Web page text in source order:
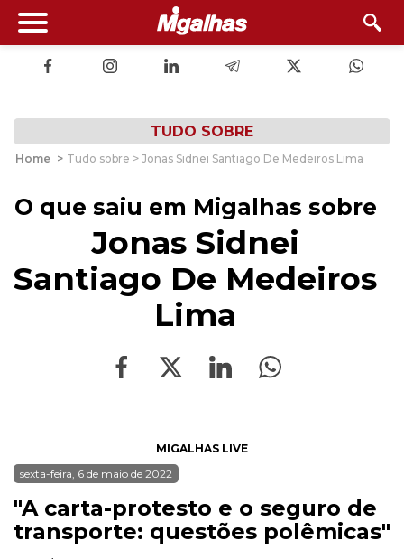
TUDO SOBRE
Home > Tudo sobre > Jonas Sidnei Santiago De Medeiros Lima
O que saiu em Migalhas sobre
Jonas Sidnei
Santiago De Medeiros
Lima
MIGALHAS LIVE
sexta-feira, 6 de maio de 2022
"A carta-protesto e o seguro de
transporte: questões polêmicas"